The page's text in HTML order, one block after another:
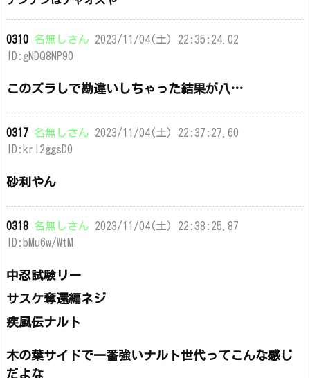
0310 名無しさん 2023/11/04(土) 22:35:24.02
ID:gNDQ8NP90
このズラしで勘違いしちゃった結果が八…
0317 名無しさん 2023/11/04(土) 22:37:27.60
ID:krI2ggsD0
砂利やん
0318 名無しさん 2023/11/04(土) 22:38:25.87
ID:bMu6w/WtM
中忍試験リー
サスケ奪還編ネジ
疾風伝ナルト
木の葉サイドで一番強いナルト世代ってこんな感じ
だよな